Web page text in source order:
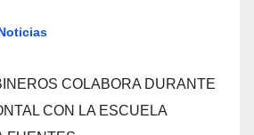
COLABORA DURANTE
CON LA ESCUELA